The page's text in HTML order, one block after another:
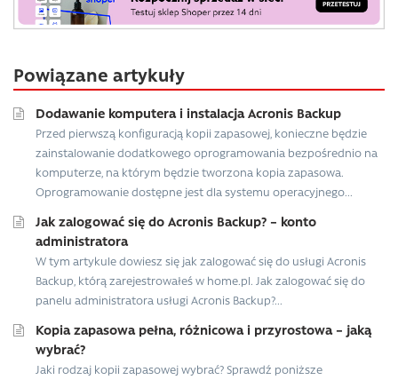
Powiązane artykuły
Dodawanie komputera i instalacja Acronis Backup
Przed pierwszą konfiguracją kopii zapasowej, konieczne będzie
zainstalowanie dodatkowego oprogramowania bezpośrednio na
komputerze, na którym będzie tworzona kopia zapasowa.
Oprogramowanie dostępne jest dla systemu operacyjnego...
Jak zalogować się do Acronis Backup? – konto
administratora
W tym artykule dowiesz się jak zalogować się do usługi Acronis
Backup, którą zarejestrowałeś w home.pl. Jak zalogować się do
panelu administratora usługi Acronis Backup?...
Kopia zapasowa pełna, różnicowa i przyrostowa – jaką
wybrać?
Jaki rodzaj kopii zapasowej wybrać? Sprawdź poniższe